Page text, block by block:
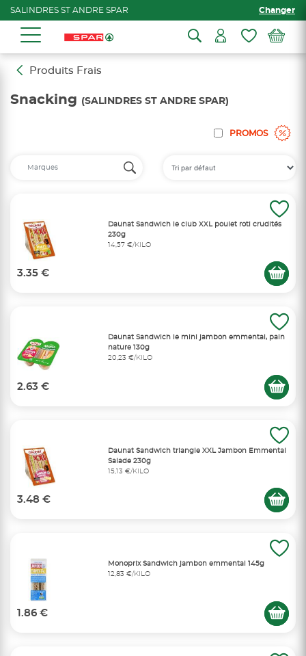
SALINDRES ST ANDRE SPAR Changer
Produits Frais
Snacking (SALINDRES ST ANDRE SPAR)
PROMOS
Daunat Sandwich le club XXL poulet roti crudités
230g
14,57 €/KILO
3.35 €
Daunat Sandwich le mini jambon emmental, pain
nature 130g
20,23 €/KILO
2.63 €
Daunat Sandwich triangle XXL Jambon Emmental
Salade 230g
15,13 €/KILO
3.48 €
Monoprix Sandwich jambon emmental 145g
12,83 €/KILO
1.86 €